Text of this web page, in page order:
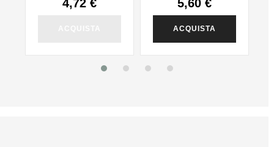
4,72 € 5,60 €
ACQUISTA